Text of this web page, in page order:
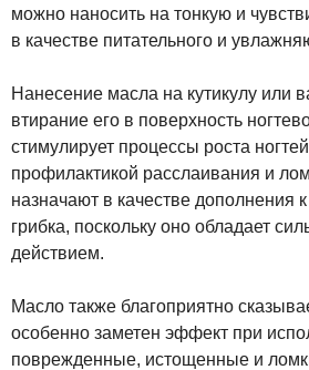
можно наносить на тонкую и
в качестве питательного и
Нанесение масла на кутикулу или
втирание его в поверхность
стимулирует процессы роста
профилактикой расслаивания и
назначают в качестве дополнения
грибка, поскольку оно обладает
действием.
Масло также благоприятно
особенно заметен эффект при
поврежденные, истощенные и